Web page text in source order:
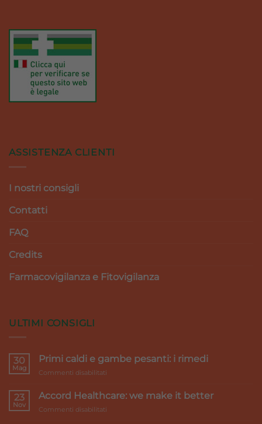
ASSISTENZA CLIENTI
I nostri consigli
Contatti
FAQ
Credits
Farmacovigilanza e Fitovigilanza
ULTIMI CONSIGLI
30
Mag
Primi caldi e gambe pesanti: i rimedi
Commenti disabilitati
caldi
23
Nov
Accord Healthcare: we make it better
Commenti disabilitati